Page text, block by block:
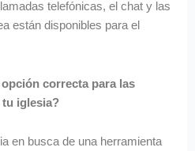
telefónicas, el chat y las
están disponibles para el
correcta para las
tu iglesia?
en busca de una herramienta